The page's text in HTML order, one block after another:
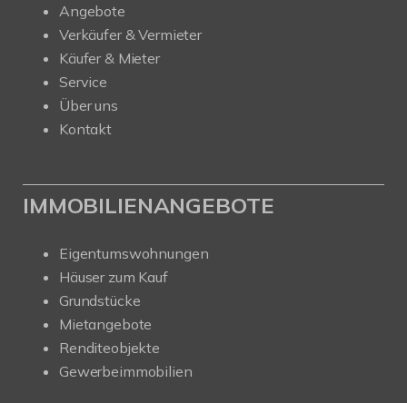
Angebote
Verkäufer & Vermieter
Käufer & Mieter
Service
Über uns
Kontakt
IMMOBILIENANGEBOTE
Eigentumswohnungen
Häuser zum Kauf
Grundstücke
Mietangebote
Renditeobjekte
Gewerbeimmobilien